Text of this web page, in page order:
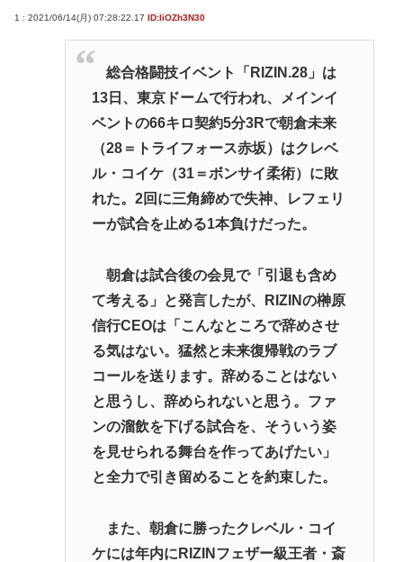
【衝撃】100万部を切ったジャンプが最強部数653万
部を記録した時の週刊少年ジャンプの面子がヤバす
赤十字、スペイン領セウタに殺到した不法移民に物
【注目】元ジャンポケ・斉藤慎二被告（43）に懲役7
年を求刑‼
【悲報】女さん、事故（全治4ヶ月半・車は廃車）で
メンタリストDaiGo「SNS最大のデメリットは口を
開く価値がない奴が発信できるようになったこと」
【速報】NHKの性被害問題、性加害した番組出演者
が衝撃告白！
【消費減税】日本の社会保障、岐路に 財源5兆円見通
し立たず
【画像】アトリエファン「アトリエはエ口いゲーム
じゃない！ライザを性的な目で見てる奴はにわ
Powered by livedoor 相互RSS
1 : 2021/06/14(月) 07:28:22.17 ID:liOZh3N30
総合格闘技イベント「RIZIN.28」は
13日、東京ドームで行われ、メインイ
ベントの66キロ契約5分3Rで朝倉未来
（28＝トライフォース赤坂）はクレベ
ル・コイケ（31＝ボンサイ柔術）に敗
れた。2回に三角締めで失神、レフェリ
ーが試合を止める1本負けだった。
朝倉は試合後の会見で「引退も含め
て考える」と発言したが、RIZINの榊原
信行CEOは「こんなところで辞めさせ
る気はない。猛然と未来復帰戦のラブ
コールを送ります。辞めることはない
と思うし、辞められないと思う。ファ
ンの溜飲を下げる試合を、そういう姿
を見せられる舞台を作ってあげたい」
と全力で引き留めることを約束した。
また、朝倉に勝ったクレベル・コイ
ケには年内にRIZINフェザー級王者・斎